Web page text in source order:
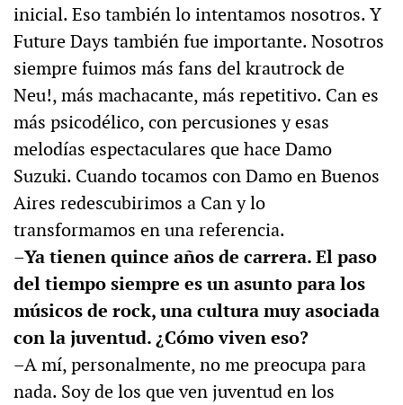
inicial. Eso también lo intentamos nosotros. Y
Future Days también fue importante. Nosotros
siempre fuimos más fans del krautrock de
Neu!, más machacante, más repetitivo. Can es
más psicodélico, con percusiones y esas
melodías espectaculares que hace Damo
Suzuki. Cuando tocamos con Damo en Buenos
Aires redescubirimos a Can y lo
transformamos en una referencia.
–Ya tienen quince años de carrera. El paso
del tiempo siempre es un asunto para los
músicos de rock, una cultura muy asociada
con la juventud. ¿Cómo viven eso?
–A mí, personalmente, no me preocupa para
nada. Soy de los que ven juventud en los